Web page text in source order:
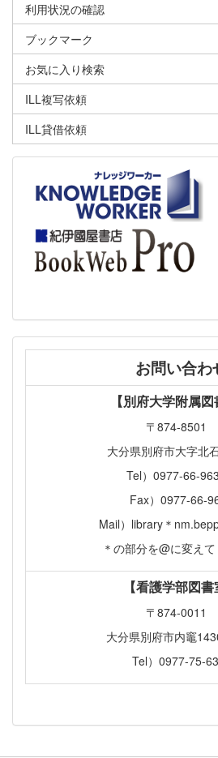
利用状況の確認
ブックマーク
お気に入り検索
ILL複写依頼
ILL貸借依頼
お問い合わ
【別府大学附属図
〒874-8501
大分県別府市大字北
Tel）0977-66-
Fax）0977-66-
Mail）library＊
＊の部分を@に変え
【看護学部図書
〒874-0011
大分県別府市内竈
Tel）0977-75-